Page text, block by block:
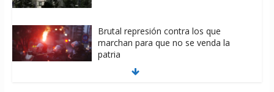
Brutal represión contra los que
marchan para que no se venda la
patria
06/08/2026